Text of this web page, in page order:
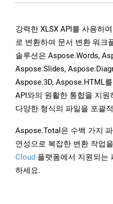
강력한 XLSX API를 사용하
로 변환하여 문서 변환 워크
솔루션은 Aspose.Words,
Aspose.Slides,
Aspose.3D, Aspose.HTML
API와의 원활한 통합을 지
다양한 형식의 파일을 포괄
Aspose.Total은 수백 가지
연성으로 복잡한 변환 작업
Cloud 플랫폼에서 지원되는
하세요.